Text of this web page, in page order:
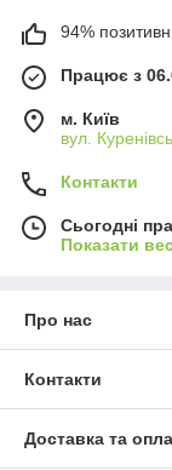
94%
Працює з
м. Київ
вул.
Контакти
Сьогодні
Показати
Про нас
Контакти
Доставка та